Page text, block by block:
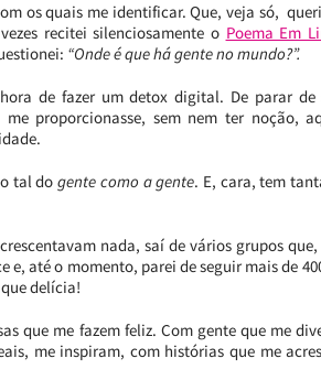
os quais me identificar. Que, veja só,
recitei silenciosamente o Poema Em
“Onde é que há gente no mundo?”.
de fazer um detox digital. De parar de
proporcionasse, sem nem ter noção,
o tal dogente como a gente. E, cara, tem
nada, saí de vários grupos
até o momento, parei de seguir mais de
delícia!
que me fazem feliz. Com gente que me
me inspiram, com histórias que me